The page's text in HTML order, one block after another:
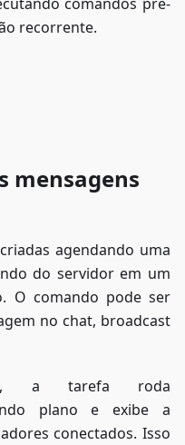
recorrente.
mensagens
agendando uma
do servidor em um
O comando pode ser
no chat, broadcast
a tarefa roda
plano e exibe a
conectados. Isso